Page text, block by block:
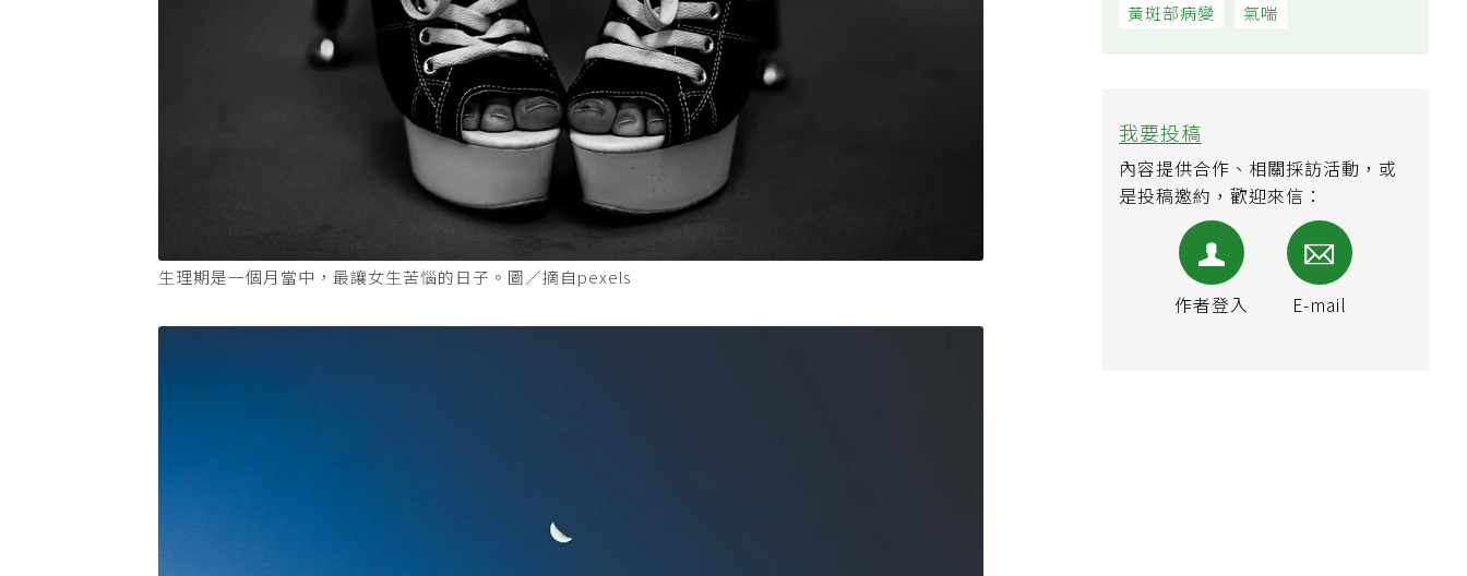
黃斑部病變
我要投稿
內容提供合作、相關採訪活動，或
是投稿邀約，歡迎來信：
生理期是一個月當中，最讓女生苦惱的日子。圖／摘自pexels